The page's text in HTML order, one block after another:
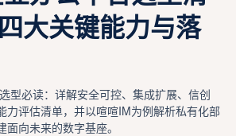
大关键能力与落
型必读：详解安全可控、集成扩展、信创
力评估清单，并以喧喧IM为例解析私有化部
向未来的数字基座。